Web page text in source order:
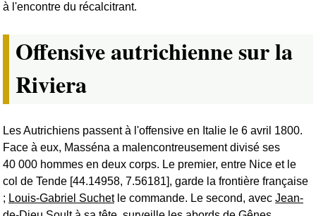
à l'encontre du récalcitrant.
Offensive autrichienne sur la
Riviera
Les Autrichiens passent à l'offensive en Italie le 6 avril 1800.
Face à eux, Masséna a malencontreusement divisé ses
40 000 hommes en deux corps. Le premier, entre Nice et le
col de Tende [44.14958, 7.56181], garde la frontière française
; Louis-Gabriel Suchetle commande. Le second, avec Jean-